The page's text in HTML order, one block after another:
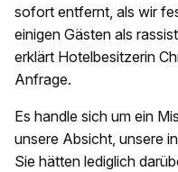
sofort entfernt, als wir
einigen Gästen als
erklärt Hotelbesitzerin
Anfrage.
Es handle sich um ein
unsere Absicht, unsere
Sie hätten lediglich